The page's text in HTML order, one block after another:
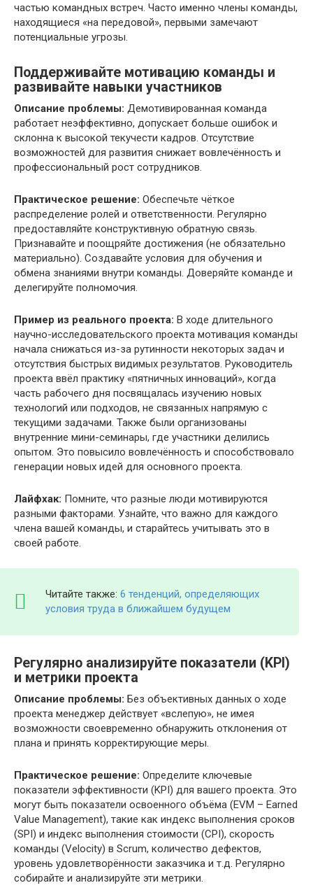
частью командных встреч. Часто именно члены команды,
находящиеся «на передовой», первыми замечают
потенциальные угрозы.
Поддерживайте мотивацию команды и
развивайте навыки участников
Описание проблемы: Демотивированная команда
работает неэффективно, допускает больше ошибок и
склонна к высокой текучести кадров. Отсутствие
возможностей для развития снижает вовлечённость и
профессиональный рост сотрудников.
Практическое решение: Обеспечьте чёткое
распределение ролей и ответственности. Регулярно
предоставляйте конструктивную обратную связь.
Признавайте и поощряйте достижения (не обязательно
материально). Создавайте условия для обучения и
обмена знаниями внутри команды. Доверяйте команде и
делегируйте полномочия.
Пример из реального проекта: В ходе длительного
научно-исследовательского проекта мотивация команды
начала снижаться из-за рутинности некоторых задач и
отсутствия быстрых видимых результатов. Руководитель
проекта ввёл практику «пятничных инноваций», когда
часть рабочего дня посвящалась изучению новых
технологий или подходов, не связанных напрямую с
текущими задачами. Также были организованы
внутренние мини-семинары, где участники делились
опытом. Это повысило вовлечённость и способствовало
генерации новых идей для основного проекта.
Лайфхак: Помните, что разные люди мотивируются
разными факторами. Узнайте, что важно для каждого
члена вашей команды, и старайтесь учитывать это в
своей работе.
Читайте также: 6 тенденций, определяющих
условия труда в ближайшем будущем
Регулярно анализируйте показатели (KPI)
и метрики проекта
Описание проблемы: Без объективных данных о ходе
проекта менеджер действует «вслепую», не имея
возможности своевременно обнаружить отклонения от
плана и принять корректирующие меры.
Практическое решение: Определите ключевые
показатели эффективности (KPI) для вашего проекта. Это
могут быть показатели освоенного объёма (EVM – Earned
Value Management), такие как индекс выполнения сроков
(SPI) и индекс выполнения стоимости (CPI), скорость
команды (Velocity) в Scrum, количество дефектов,
уровень удовлетворённости заказчика и т.д. Регулярно
собирайте и анализируйте эти метрики.